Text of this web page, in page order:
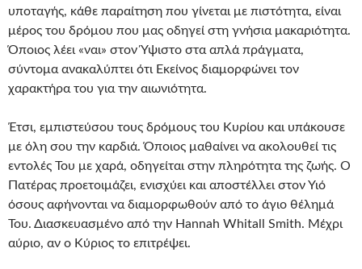
υποταγής, κάθε παραίτηση που γίνεται με πιστότητα, είναι
μέρος του δρόμου που μας οδηγεί στη γνήσια μακαριότητα.
Όποιος λέει «ναι» στον Ύψιστο στα απλά πράγματα,
σύντομα ανακαλύπτει ότι Εκείνος διαμορφώνει τον
χαρακτήρα του για την αιωνιότητα.
Έτσι, εμπιστεύσου τους δρόμους του Κυρίου και υπάκουσε
με όλη σου την καρδιά. Όποιος μαθαίνει να ακολουθεί τις
εντολές Του με χαρά, οδηγείται στην πληρότητα της ζωής. Ο
Πατέρας προετοιμάζει, ενισχύει και αποστέλλει στον Υιό
όσους αφήνονται να διαμορφωθούν από το άγιο θέλημά
Του. Διασκευασμένο από την Hannah Whitall Smith. Μέχρι
αύριο, αν ο Κύριος το επιτρέψει.